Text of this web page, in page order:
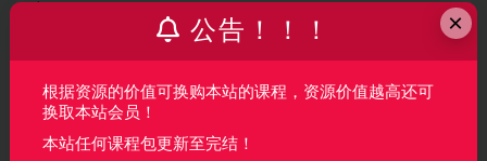
├──30_05-layout_alignment设置子元素排列对齐_ev.mp4
├──31_06-依赖布局 DependentLayout(1)_ev.mp4
×
公告！！！
根据资源的价值可换购本站的课程，资源价值越高还可
换取本站会员！
本站任何课程包更新至完结！